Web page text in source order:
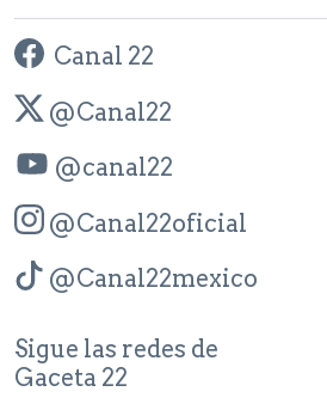
Canal 22
@Canal22
@canal22
@Canal22oficial
@Canal22mexico
Sigue las redes de
Gaceta 22